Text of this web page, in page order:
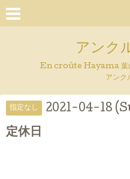
アンク
En croûte Hayama 葉山
アンク
指定なし 2021-04-18
定休日